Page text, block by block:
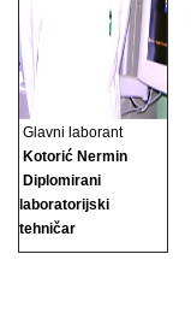
Glavni laborant
Kotorić Nermin
Diplomirani
laboratorijski
tehničar